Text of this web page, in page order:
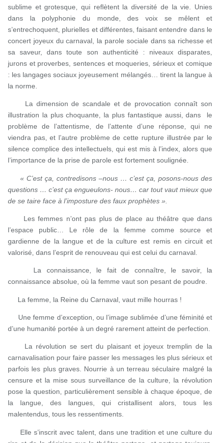
sublime et grotesque, qui reflètent la diversité de la vie. Unies
dans la polyphonie du monde, des voix se mêlent et
s’entrechoquent, plurielles et différentes, faisant entendre dans le
concert joyeux du carnaval, la parole sociale dans sa richesse et
sa saveur, dans toute son authenticité : niveaux disparates,
jurons et proverbes, sentences et moqueries, sérieux et comique
: les langages sociaux joyeusement mélangés… tirent la langue à
la norme.
La dimension de scandale et de provocation connaît son
illustration la plus choquante, la plus fantastique aussi, dans le
problème de l’attentisme, de l’attente d’une réponse, qui ne
viendra pas, et l’autre problème de cette rupture illustrée par le
silence complice des intellectuels, qui est mis à l’index, alors que
l’importance de la prise de parole est fortement soulignée.
« C’est ça, contredisons –nous … c’est ça, posons-nous des
questions … c’est ça engueulons- nous… car tout vaut mieux que
de se taire face à l’imposture des faux prophètes ».
Les femmes n’ont pas plus de place au théâtre que dans
l’espace public… Le rôle de la femme comme source et
gardienne de la langue et de la culture est remis en circuit et
valorisé, dans l’esprit de renouveau qui est celui du carnaval.
La connaissance, le fait de connaître, le savoir, la
connaissance absolue, où la femme vaut son pesant de poudre.
La femme, la Reine du Carnaval, vaut mille hourras !
Une femme d’exception, ou l’image sublimée d’une féminité et
d’une humanité portée à un degré rarement atteint de perfection.
La révolution se sert du plaisant et joyeux tremplin de la
carnavalisation pour faire passer les messages les plus sérieux et
parfois les plus graves. Nourrie à un terreau séculaire malgré la
censure et la mise sous surveillance de la culture, la révolution
pose la question, particulièrement sensible à chaque époque, de
la langue, des langues, qui cristallisent alors, tous les
malentendus, tous les ressentiments.
Elle s’inscrit avec talent, dans une tradition et une culture du